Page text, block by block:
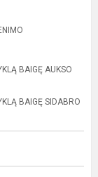
BAIGĘ AUKSO
BAIGĘ SIDABRO